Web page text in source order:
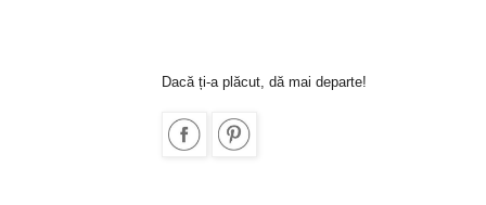
Dacă ți-a plăcut, dă mai departe!